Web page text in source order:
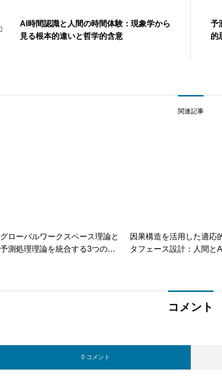
AI時間認識と人間の時間体験：現象学から
見る根本的違いと哲学的含意
予
的
関連記事
グローバルワークスペース理論と
予測処理理論を統合する3つのア
因果構造を活用した適応
タフェース設計：人間と
コメント
0 コメント